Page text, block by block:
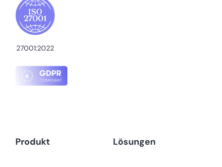
27001:2022
Produkt Lösungen